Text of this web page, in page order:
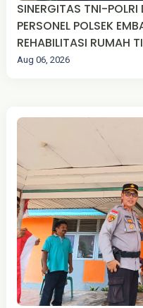
SINERGITAS TNI-
PERSONEL POLSEK
REHABILITASI RUMAH
Aug 06, 2026